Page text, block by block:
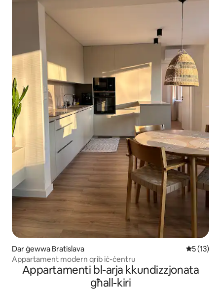
Dar ġewwa Bratislava Rating
5 (13)
Appartament modern qrib iċ-ċentru
Appartamenti bl-arja kkundizzjonata
għall-kiri